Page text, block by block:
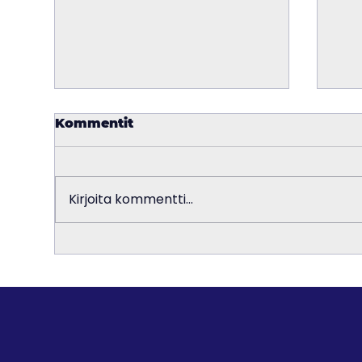
betasta täysjulkaisuun
Kommentit
Kirjoita kommentti...